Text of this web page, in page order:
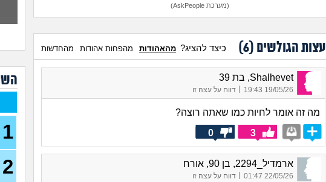
(מערכת AskPeople)
עצות הגולשים (6
) כיצד להציג? מהאהודות מהפחות אהודות מהחדשות
Shalhevet, בת 39
19/05/26 19:43 דווח על עצה זו
מה זה אומר לחיות כמו שאתה רוצה?
3
0
ארמדיל_2294, בן 90, אורח
22/05/26 01:47
| דווח על עצה זו
23)
22)
26)
1
2